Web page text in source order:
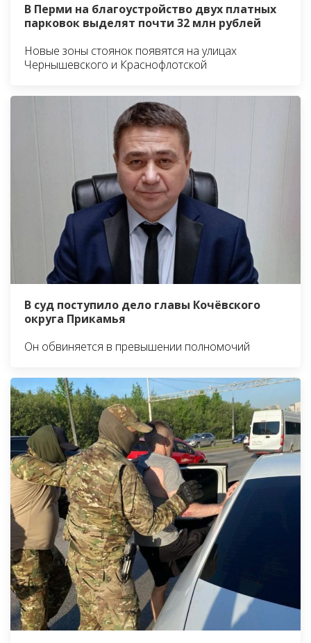
В Перми на благоустройство двух платных
парковок выделят почти 32 млн рублей
Новые зоны стоянок появятся на улицах
Чернышевского и Краснофлотской
В суд поступило дело главы Кочёвского
округа Прикамья
Он обвиняется в превышении полномочий